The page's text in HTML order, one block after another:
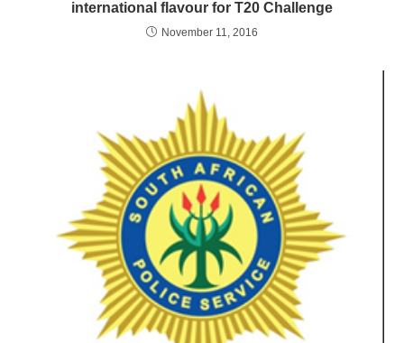
international flavour for T20 Challenge
November 11, 2016